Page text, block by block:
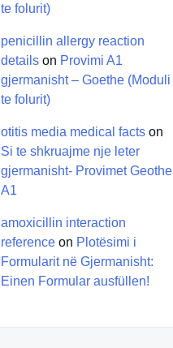
te folurit)
penicillin allergy reaction
details on Provimi A1
gjermanisht – Goethe (Moduli
te folurit)
otitis media medical facts on
Si te shkruajme nje leter
gjermanisht- Provimet Geothe
A1
amoxicillin interaction
reference on Plotësimi i
Formularit në Gjermanisht:
Einen Formular ausfüllen!